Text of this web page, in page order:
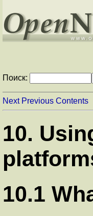
Поиск:
Next Previous Contents
10.
10.1